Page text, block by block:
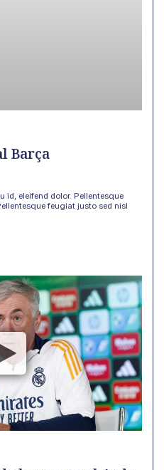
Barça
id, eleifend dolor. Pellentesque
feugiat justo sed nisl